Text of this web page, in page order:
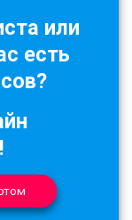
или
есть